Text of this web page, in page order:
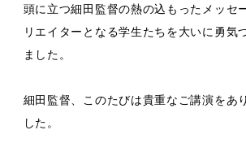
頭に立つ細田監督の熱の込もったメッセ
リエイターとなる学生たちを大いに勇気
ました。
細田監督、このたびは貴重なご講演をあ
した。